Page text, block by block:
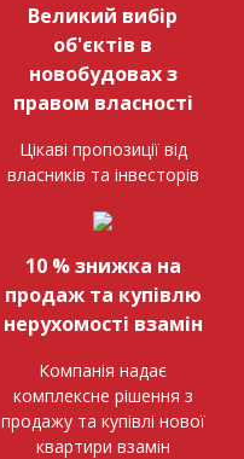
Великий вибір
об'єктів в
новобудовах з
правом власності
Цікаві пропозиції від
власників та інвесторів
10 % знижка на
продаж та купівлю
нерухомості взамін
Компанія надає
комплексне рішення з
продажу та купівлі нової
квартири взамін